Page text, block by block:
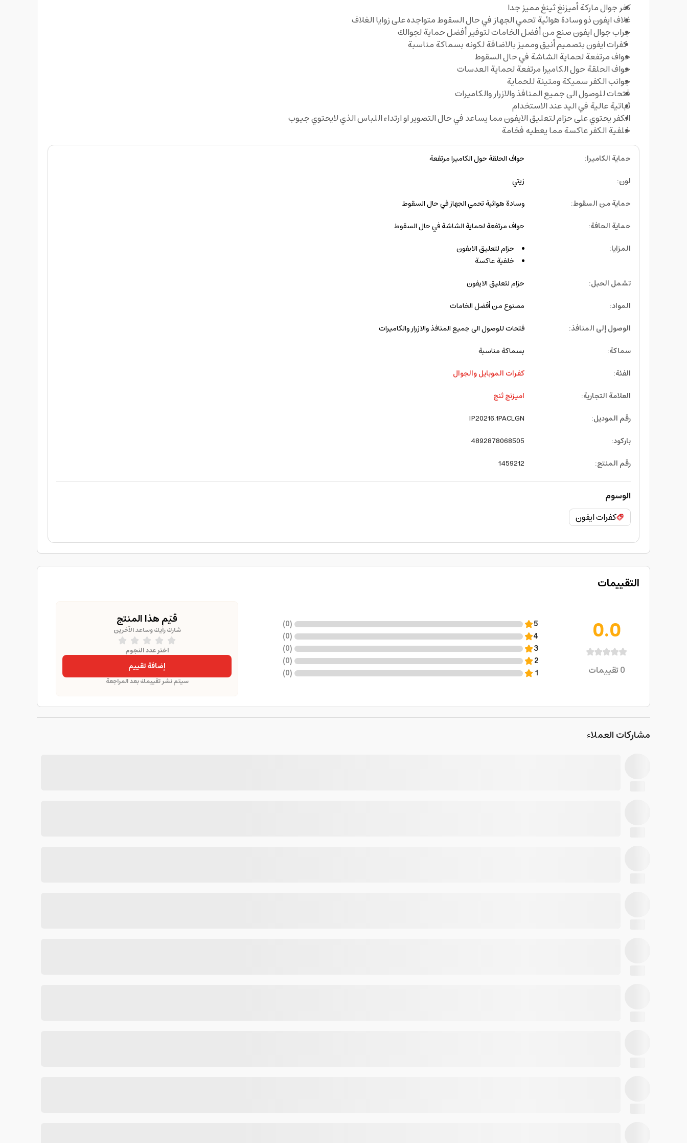
كفر جوال ماركة أميزنغ ثينغ مميز جدا
غلاف ايفون ذو وسادة هوائية تحمي الجهاز في حال السقوط متواجده على زوايا الغلاف
جراب جوال ايفون صنع من أفضل الخامات لتوفير أفضل حماية لجوالك
كفرات ايفون بتصميم أنيق ومميز بالاضافة لكونه بسماكة مناسبة
حواف مرتفعة لحماية الشاشة في حال السقوط
حواف الحلقة حول الكاميرا مرتفعة لحماية العدسات
جوانب الكفر سميكة ومتينة للحماية
فتحات للوصول الى جميع المنافذ والازرار والكاميرات
ثباتية عالية في اليد عند الاستخدام
الكفر يحتوي على حزام لتعليق الايفون مما يساعد في حال التصوير او ارتداء اللباس الذي لايحتوي جيوب
خلفية الكفر عاكسة مما يعطيه فخامة
حماية الكاميرا:
حواف الحلقة حول الكاميرا مرتفعة
لون:
زيتي
حماية من السقوط:
وسادة هوائية تحمي الجهاز في حال السقوط
حماية الحافة:
حواف مرتفعة لحماية الشاشة في حال السقوط
المزايا:
حزام لتعليق الايفون
خلفية عاكسة
تشمل الحبل:
حزام لتعليق الايفون
المواد:
مصنوع من أفضل الخامات
الوصول إلى المنافذ:
فتحات للوصول الى جميع المنافذ والازرار والكاميرات
سماكة:
بسماكة مناسبة
الفئة:
كفرات الموبايل والجوال
العلامة التجارية:
اميزنج ثنج
رقم الموديل:
IP20216.1PACLGN
باركود:
4892878068505
رقم المنتج:
1459212
الوسوم
كفرات ايفون
التقييمات
0.0
0تقييمات
5
(
0
)
4
(
0
)
3
(
0
)
2
(
0
)
1
(
0
)
قيّم هذا المنتج
شارك رأيك وساعد الآخرين
اختر عدد النجوم
إضافة تقييم
سيتم نشر تقييمك بعد المراجعة
مشاركات العملاء